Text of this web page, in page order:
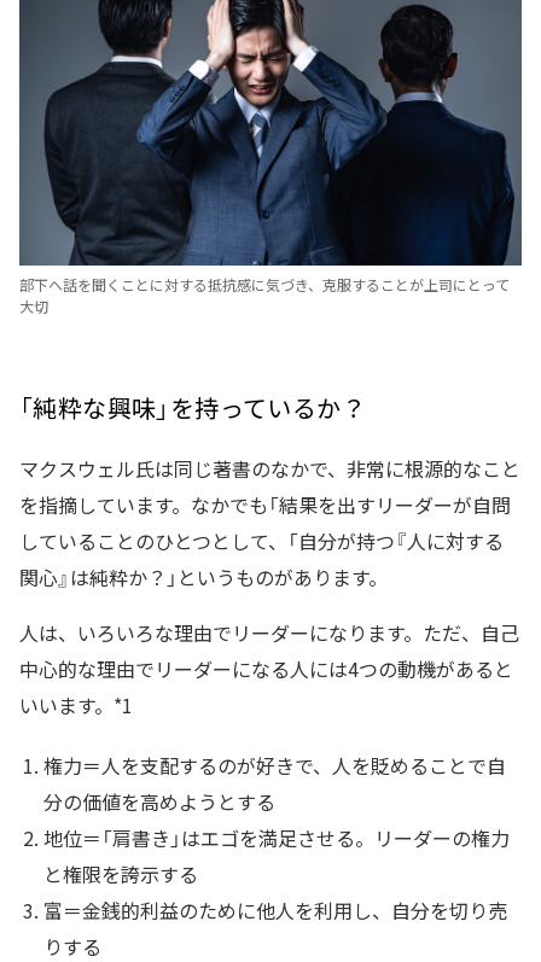
部下へ話を聞くことに対する抵抗感に気づき、克服することが上司にとって
大切
「純粋な興味」を持っているか？
マクスウェル氏は同じ著書のなかで、非常に根源的なこと
を指摘しています。なかでも「結果を出すリーダーが自問
していることのひとつとして、「自分が持つ『人に対する
関心』は純粋か？」というものがあります。
人は、いろいろな理由でリーダーになります。ただ、自己
中心的な理由でリーダーになる人には4つの動機があると
いいます。*1
権力＝人を支配するのが好きで、人を貶めることで自
分の価値を高めようとする
地位＝「肩書き」はエゴを満足させる。リーダーの権力
と権限を誇示する
富＝金銭的利益のために他人を利用し、自分を切り売
りする